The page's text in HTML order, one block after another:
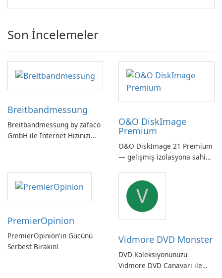
Son İncelemeler
Breitbandmessung
Breitbandmessung by zafaco
GmbH ile İnternet Hızınızı
O&O DiskImage
Premium
O&O DiskImage 21 Premium
— gelişmiş izolasyona sahip
sistem yedekleme
PremierOpinion
PremierOpinion'ın Gücünü
Serbest Bırakın!
V
Vidmore DVD Monster
DVD Koleksiyonunuzu
Vidmore DVD Canavarı ile